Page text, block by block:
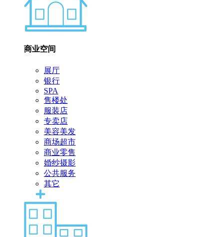
商业空间
展厅
银行
SPA
售楼处
服装店
专卖店
美容美发
商场超市
商业零售
婚纱摄影
公共服务
其它